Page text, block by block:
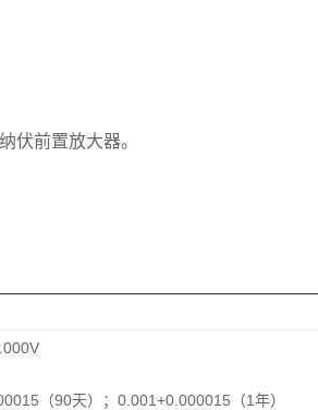
伏前置放大器。
（90天）；0.001+0.000015（1年）